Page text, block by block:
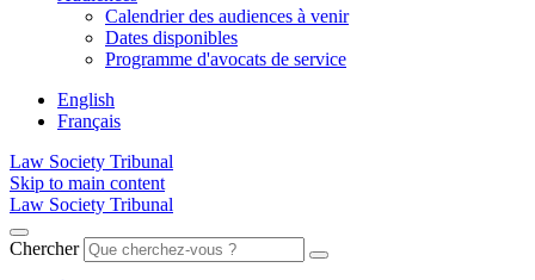
Calendrier des audiences à venir
Dates disponibles
Programme d'avocats de service
English
Français
Law Society Tribunal
Skip to main content
Law Society Tribunal
Chercher